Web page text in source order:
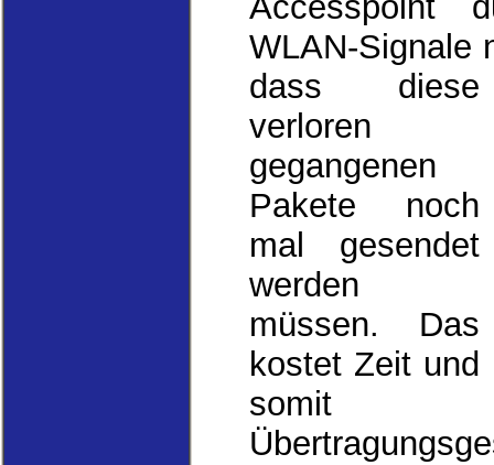
WLAN-Signale
dass diese
verloren
gegangenen
Pakete noch
mal gesendet
werden
müssen. Das
kostet Zeit und
somit